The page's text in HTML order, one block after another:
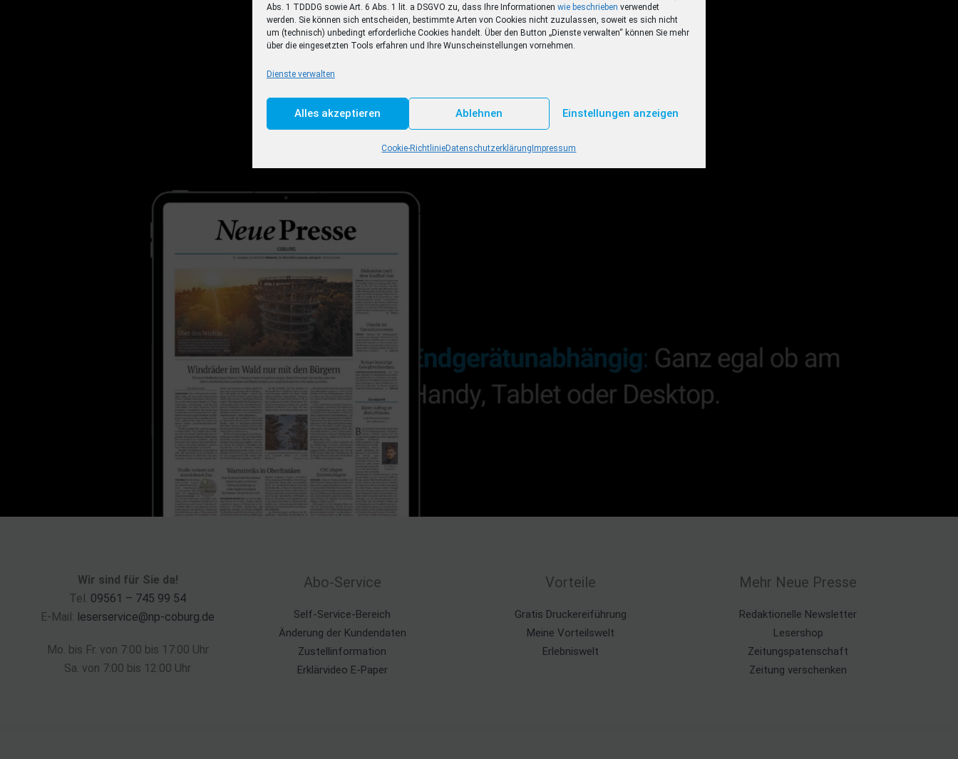
Abs. 1 TDDDG sowie Art. 6 Abs. 1 lit. a DSGVO zu, dass Ihre Informationen wie beschrieben verwendet
werden. Sie können sich entscheiden, bestimmte Arten von Cookies nicht zuzulassen, soweit es sich nicht
um (technisch) unbedingt erforderliche Cookies handelt. Über den Button „Dienste verwalten“ können Sie mehr
über die eingesetzten Tools erfahren und Ihre Wunscheinstellungen vornehmen.
Dienste verwalten
Alles akzeptieren Ablehnen Einstellungen anzeigen
Cookie-RichtlinieDatenschutzerklärungImpressum
Zum Deal
Wir sind für Sie da!
Tel. 09561 – 745 99 54
E-Mail: leserservice@np-coburg.de
Mo. bis Fr. von 7:00 bis 17:00 Uhr
Sa. von 7:00 bis 12:00 Uhr
Abo-Service
Self-Service-Bereich
Änderung der Kundendaten
Zustellinformation
Erklärvideo E-Paper
Vorteile
Gratis Druckereiführung
Meine Vorteilswelt
Erlebniswelt
Mehr Neue Presse
Redaktionelle Newsletter
Lesershop
Zeitungspatenschaft
Zeitung verschenken